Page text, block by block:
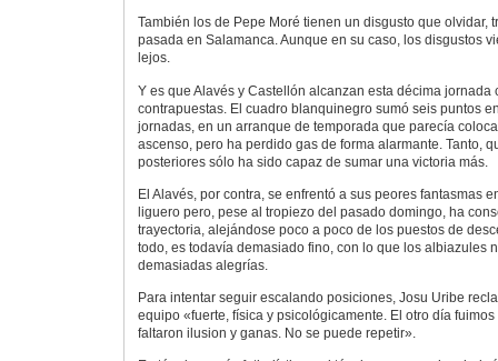
También los de Pepe Moré tienen un disgusto que olvidar,
pasada en Salamanca. Aunque en su caso, los disgustos
lejos.
Y es que Alavés y Castellón alcanzan esta décima jornada
contrapuestas. El cuadro blanquinegro sumó seis puntos
jornadas, en un arranque de temporada que parecía
ascenso, pero ha perdido gas de forma alarmante. Tanto,
posteriores sólo ha sido capaz de sumar una victoria más.
El Alavés, por contra, se enfrentó a sus peores fantasmas
liguero pero, pese al tropiezo del pasado domingo, ha
trayectoria, alejándose poco a poco de los puestos de
todo, es todavía demasiado fino, con lo que los albiazules
demasiadas alegrías.
Para intentar seguir escalando posiciones, Josu Uribe
equipo «fuerte, física y psicológicamente. El otro día
faltaron ilusion y ganas. No se puede repetir».